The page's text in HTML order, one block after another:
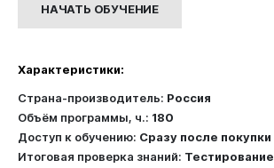
профессионального
НАЧАТЬ ОБУЧЕНИЕ
Характеристики:
Страна-производитель: Россия
Объём программы, ч.: 180
Доступ к обучению: Сразу после покупки
Итоговая проверка знаний: Тестирование